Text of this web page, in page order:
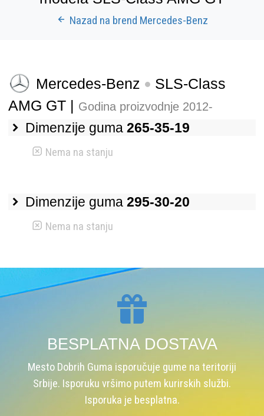
Nazad na brend Mercedes-Benz
Mercedes-Benz
SLS-Class
AMG GT | Godina proizvodnje 2012-
Dimenzije guma 265-35-19
Nema na stanju
Dimenzije guma 295-30-20
Nema na stanju
BESPLATNA DOSTAVA
Mesto Dobrih Guma isporučuje gume na teritoriji
Srbije. Isporuku vršimo putem kurirskih službi.
Isporuka je besplatna.